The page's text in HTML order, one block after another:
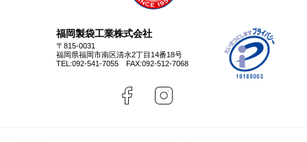
福岡製袋工業株式会社
〒815-0031
福岡県福岡市南区清水2丁目14番18号
TEL:092-541-7055FAX:092-512-7068